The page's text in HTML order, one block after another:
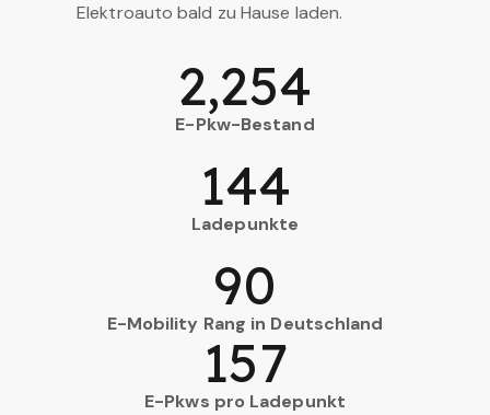
Elektroauto bald zu Hause laden.
E-Pkw-Bestand
2,254
Ladepunkte
144
E-Mobility Rang in Deutschland
90
E-Pkws pro Ladepunkt
157